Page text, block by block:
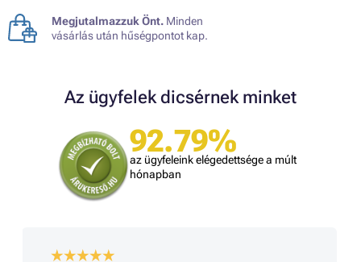
Megjutalmazzuk Önt. Minden
vásárlás után hűségpontot kap.
Az ügyfelek dicsérnek minket
92.79%
az ügyfeleink elégedettsége a múlt
hónapban